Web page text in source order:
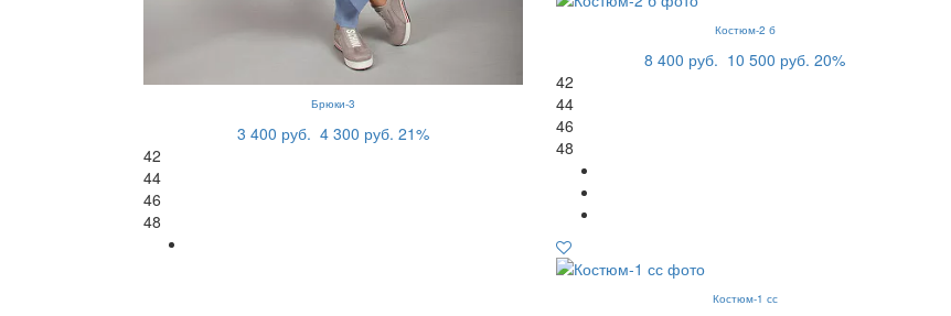
Брюки-3
3 400 руб. 4 300 руб. 21%
42
44
46
48
Костюм-2 б
8 400 руб. 10 500 руб. 20%
42
44
46
48
Костюм-1 сс